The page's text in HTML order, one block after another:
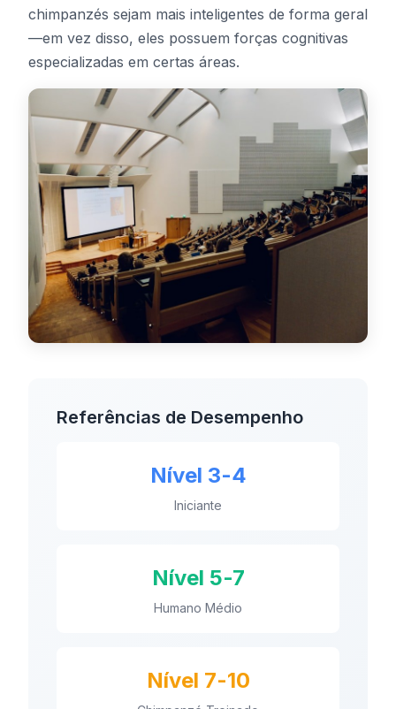
chimpanzés sejam mais inteligentes de forma geral
—em vez disso, eles possuem forças cognitivas
especializadas em certas áreas.
Referências de Desempenho
Nível 3-4
Iniciante
Nível 5-7
Humano Médio
Nível 7-10